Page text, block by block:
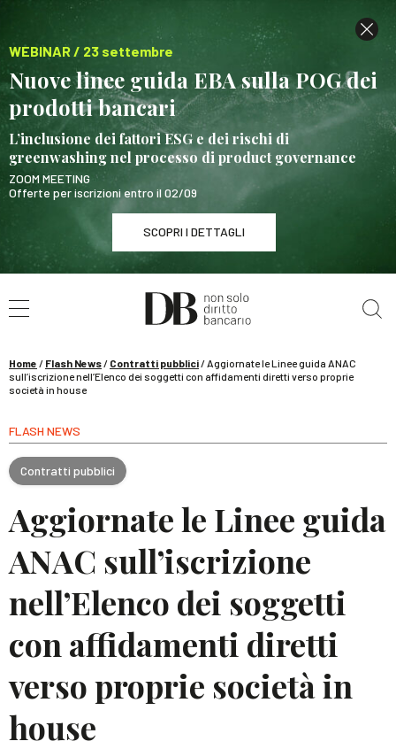
WEBINAR / 23 settembre
Nuove linee guida EBA sulla POG dei
prodotti bancari
L’inclusione dei fattori ESG e dei rischi di
greenwashing nel processo di product governance
ZOOM MEETING
Offerte per iscrizioni entro il 02/09
SCOPRI I DETTAGLI
WEBINAR / 23 settembre
Nuove linee guida EBA sulla POG dei prodotti
SCOPRI I DETTAGLI
Home / Flash News/ Contratti pubblici/Aggiornate le Linee guida ANAC
sull’iscrizione nell’Elenco dei soggetti con affidamenti diretti verso proprie
società in house
FLASH NEWS
Contratti pubblici
Aggiornate le Linee guida
ANAC sull’iscrizione
nell’Elenco dei soggetti
con affidamenti diretti
verso proprie società in
house